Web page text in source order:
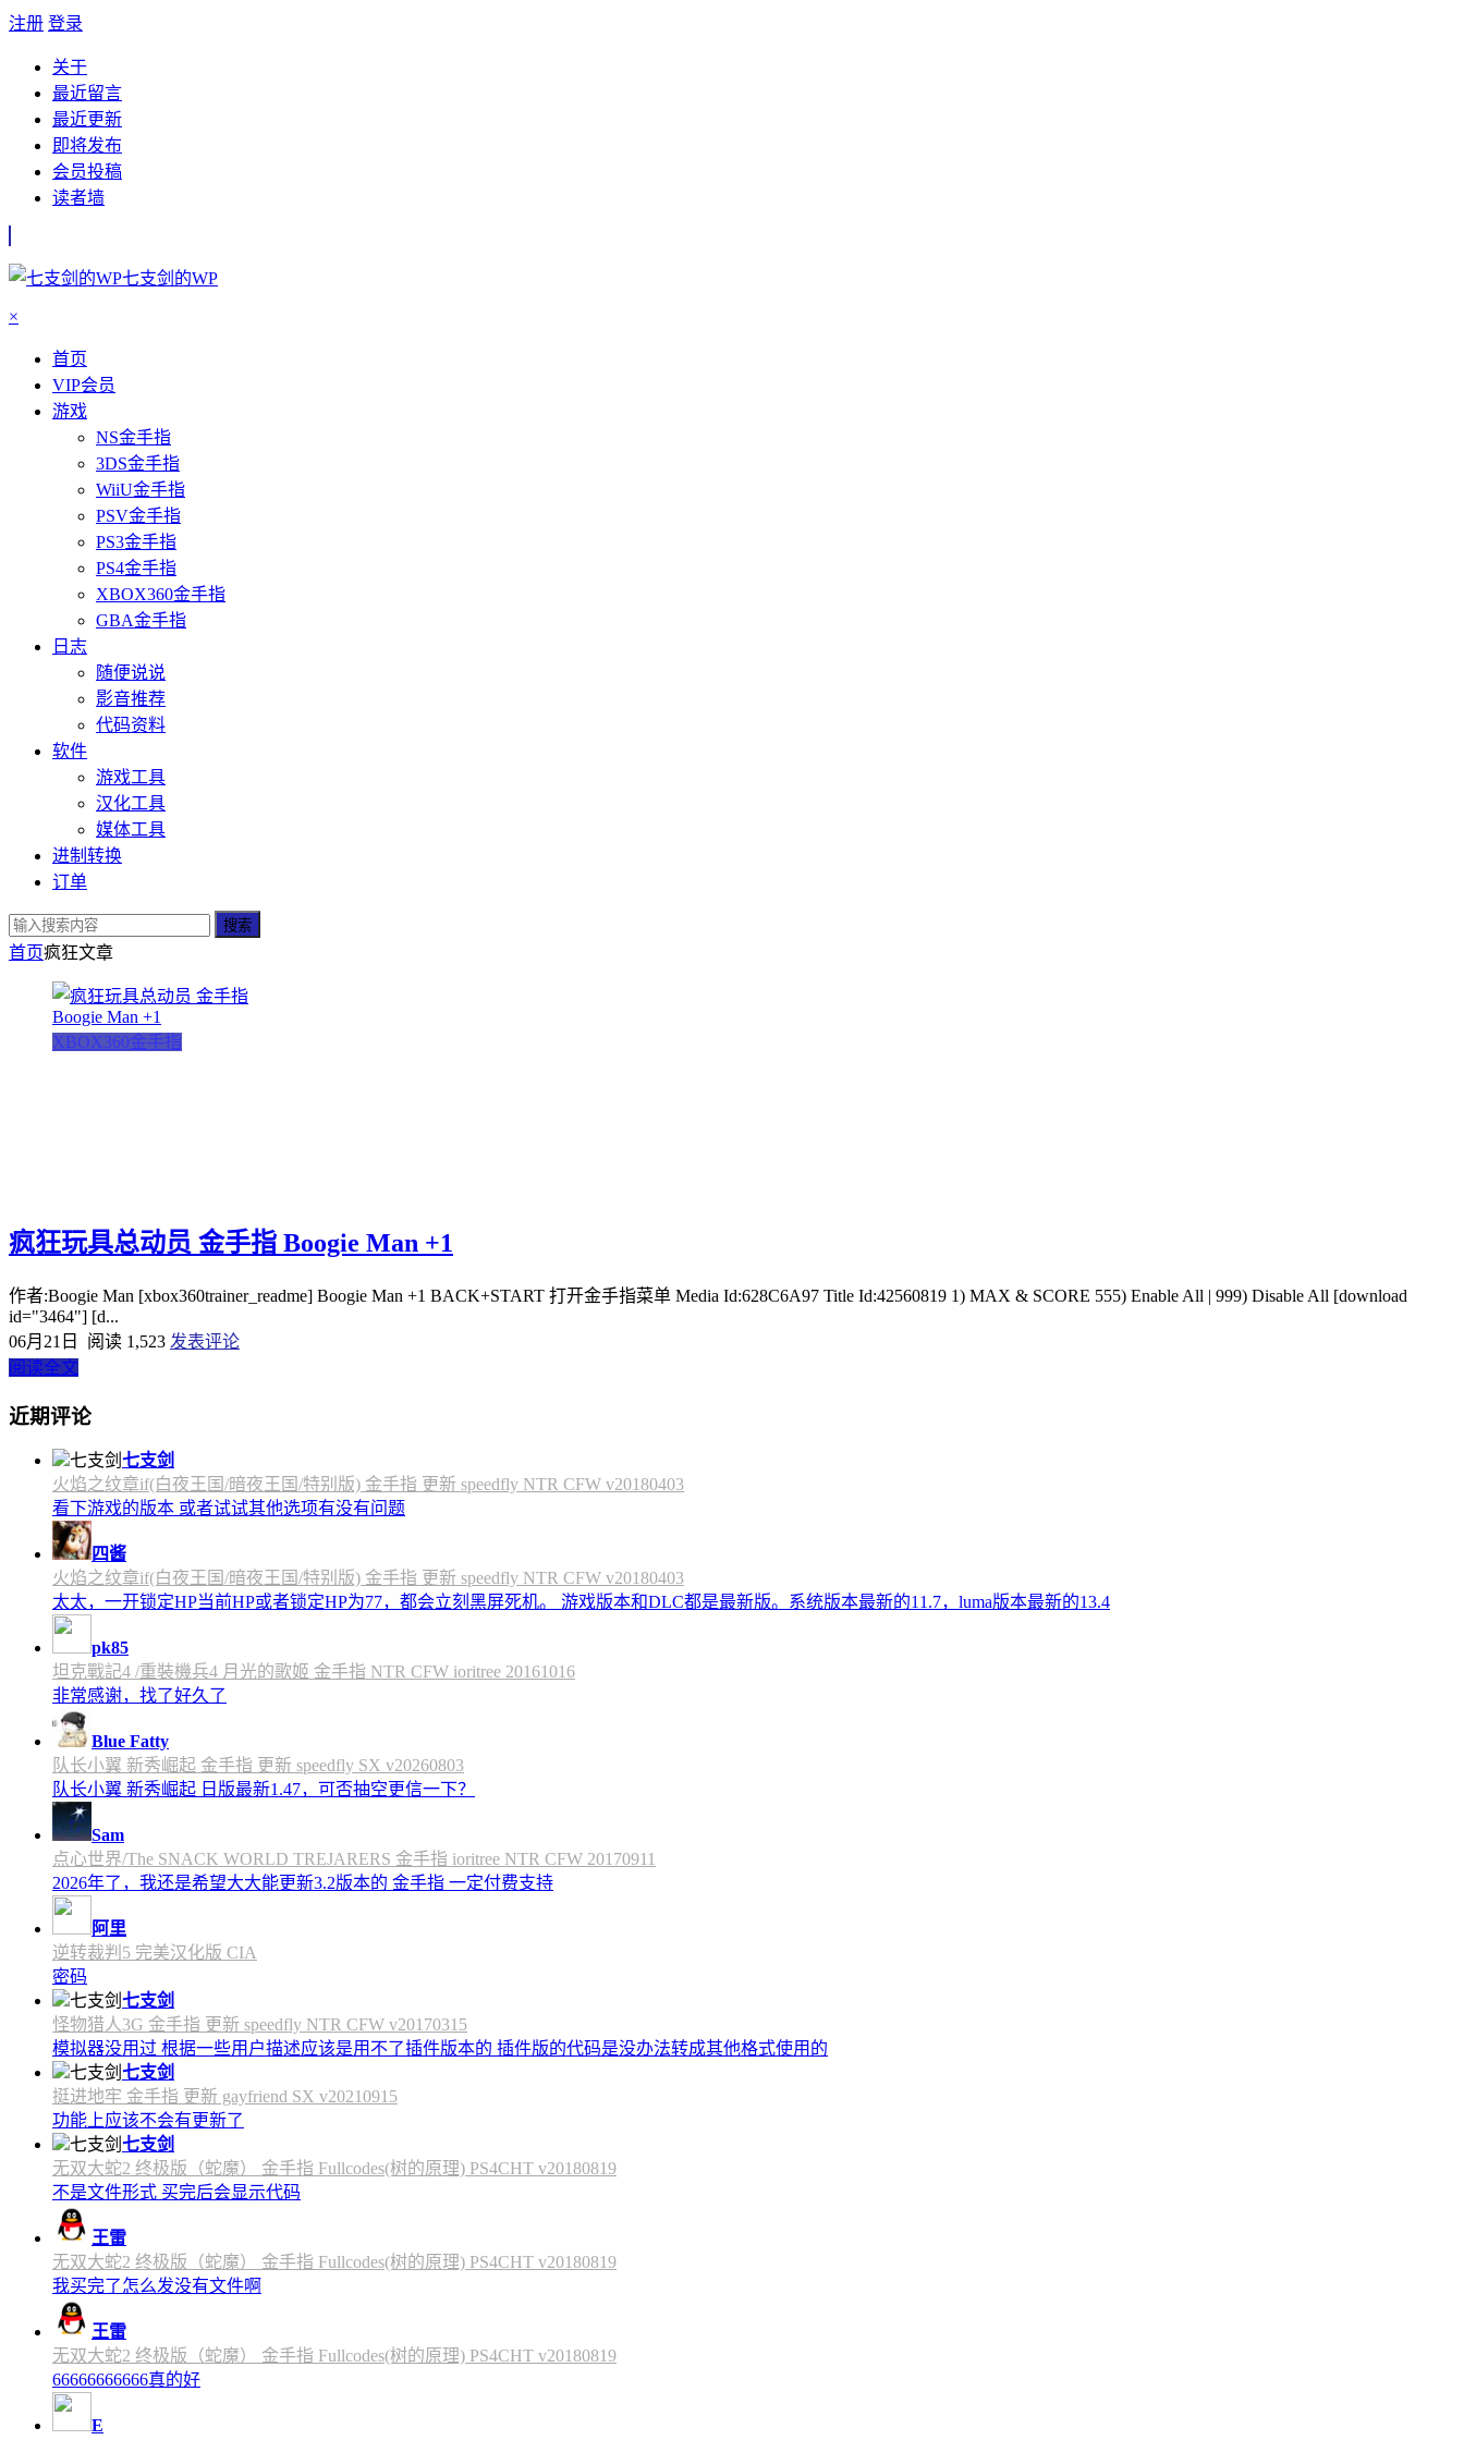
注册 登录
关于
最近留言
最近更新
即将发布
会员投稿
读者墙
七支剑的WP
×
首页
VIP会员
游戏
NS金手指
3DS金手指
WiiU金手指
PSV金手指
PS3金手指
PS4金手指
XBOX360金手指
GBA金手指
日志
随便说说
影音推荐
代码资料
软件
游戏工具
汉化工具
媒体工具
进制转换
订单
搜索
首页疯狂文章
XBOX360金手指
疯狂玩具总动员 金手指 Boogie Man +1
作者:Boogie Man [xbox360trainer_readme] Boogie Man +1 BACK+START 打开金手指菜单 Media Id:628C6A97 Title Id:42560819 1) MAX & SCORE 555) Enable All | 999) Disable All [download
id="3464"] [d...
06月21日
阅读 1,523 发表评论
阅读全文
近期评论
七支剑
火焰之纹章if(白夜王国/暗夜王国/特别版) 金手指 更新 speedfly NTR CFW v20180403
看下游戏的版本 或者试试其他选项有没有问题
四酱
火焰之纹章if(白夜王国/暗夜王国/特别版) 金手指 更新 speedfly NTR CFW v20180403
太太，一开锁定HP当前HP或者锁定HP为77，都会立刻黑屏死机。 游戏版本和DLC都是最新版。系统版本最新的11.7，luma版本最新的13.4
pk85
坦克戰記4 /重裝機兵4 月光的歌姬 金手指 NTR CFW ioritree 20161016
非常感谢，找了好久了
Blue Fatty
队长小翼 新秀崛起 金手指 更新 speedfly SX v20260803
队长小翼 新秀崛起 日版最新1.47，可否抽空更信一下？
Sam
点心世界/The SNACK WORLD TREJARERS 金手指 ioritree NTR CFW 20170911
2026年了，我还是希望大大能更新3.2版本的 金手指 一定付费支持
阿里
逆转裁判5 完美汉化版 CIA
密码
七支剑
怪物猎人3G 金手指 更新 speedfly NTR CFW v20170315
模拟器没用过 根据一些用户描述应该是用不了插件版本的 插件版的代码是没办法转成其他格式使用的
七支剑
挺进地牢 金手指 更新 gayfriend SX v20210915
功能上应该不会有更新了
七支剑
无双大蛇2 终极版（蛇魔） 金手指 Fullcodes(树的原理) PS4CHT v20180819
不是文件形式 买完后会显示代码
王雷
无双大蛇2 终极版（蛇魔） 金手指 Fullcodes(树的原理) PS4CHT v20180819
我买完了怎么发没有文件啊
王雷
无双大蛇2 终极版（蛇魔） 金手指 Fullcodes(树的原理) PS4CHT v20180819
66666666666真的好
E